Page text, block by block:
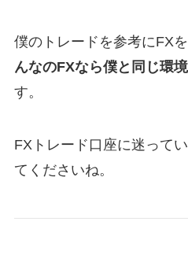
僕のトレードを参考にFX
んなのFXなら僕と同じ環
す。
FXトレード口座に迷って
てくださいね。